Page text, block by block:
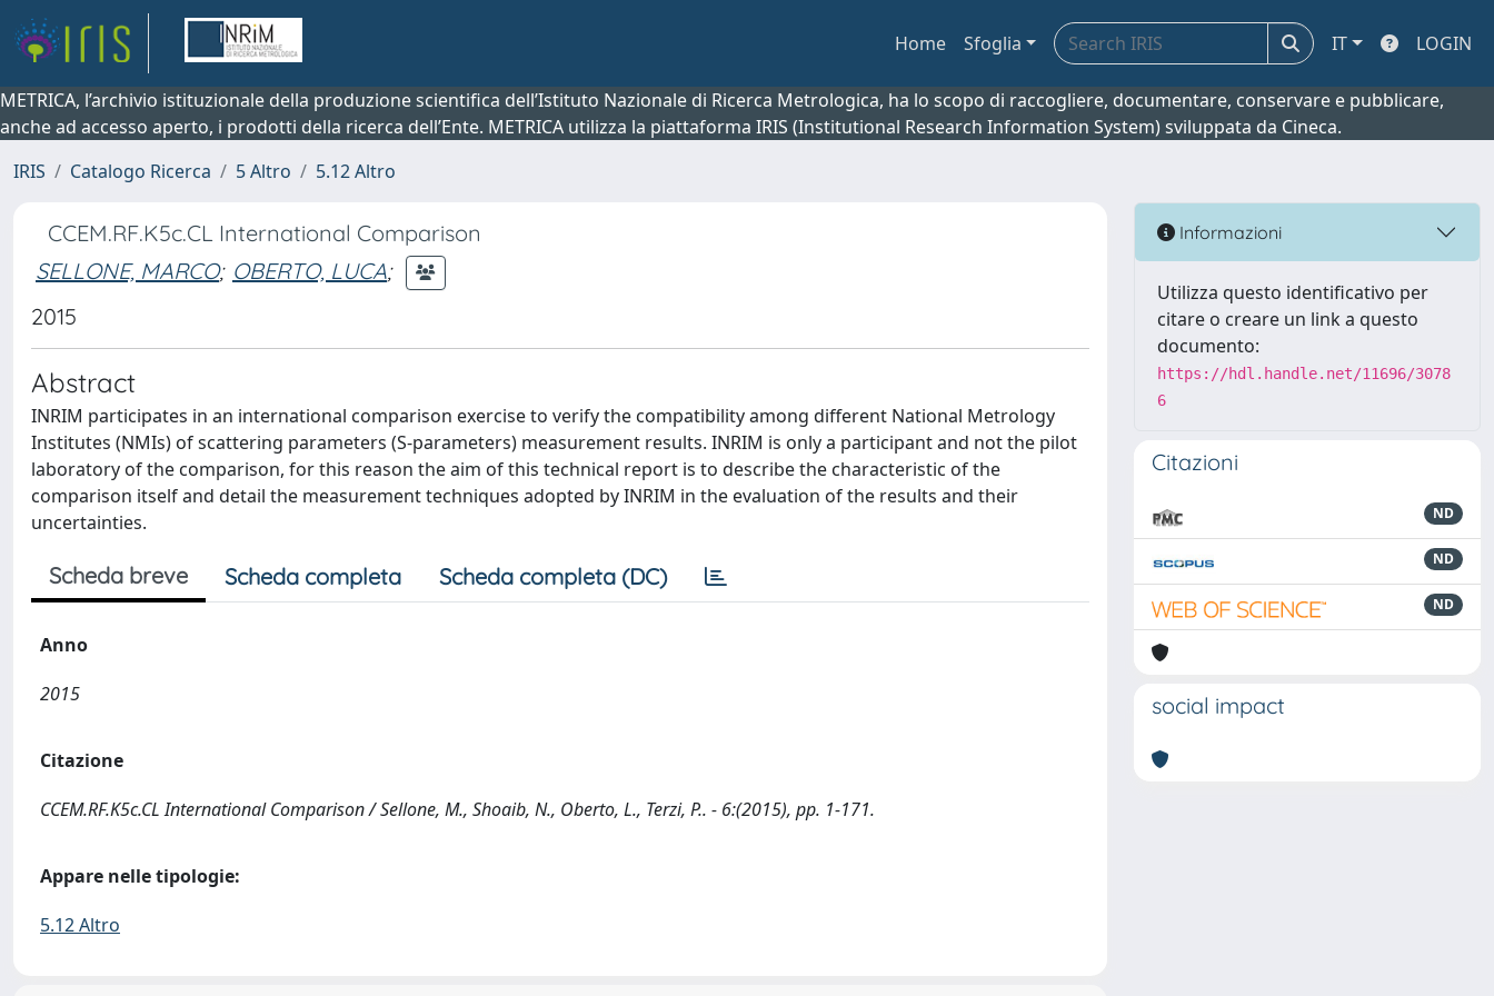
Home Sfoglia IT LOGIN
METRICA, l’archivio istituzionale della produzione scientifica dell’Istituto Nazionale di Ricerca Metrologica, ha lo scopo di raccogliere, documentare, conservare e pubblicare,
anche ad accesso aperto, i prodotti della ricerca dell’Ente. METRICA utilizza la piattaforma IRIS (Institutional Research Information System) sviluppata da Cineca.
IRIS
Catalogo Ricerca 5 Altro 5.12 Altro
CCEM.RF.K5c.CL International Comparison
SELLONE, MARCO; OBERTO, LUCA;
2015
Abstract
INRIM participates in an international comparison exercise to verify the compatibility among different National Metrology
Institutes (NMIs) of scattering parameters (S-parameters) measurement results. INRIM is only a participant and not the pilot
laboratory of the comparison, for this reason the aim of this technical report is to describe the characteristic of the
comparison itself and detail the measurement techniques adopted by INRIM in the evaluation of the results and their
uncertainties.
Scheda breve Scheda completa Scheda completa (DC)
Anno
2015
Citazione
CCEM.RF.K5c.CL International Comparison / Sellone, M., Shoaib, N., Oberto, L., Terzi, P.. - 6:(2015), pp. 1-171.
Appare nelle tipologie:
5.12 Altro
Informazioni
Utilizza questo identificativo per
citare o creare un link a questo
documento:
https://hdl.handle.net/11696/3078
6
Citazioni
ND
ND
ND
social impact